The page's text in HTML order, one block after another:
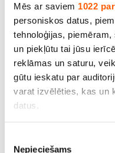
Mēs ar saviem 1022
personiskos datus,
tehnoloģijas,
un piekļūtu tai jūsu
reklāmas un saturu,
gūtu ieskatu par
varat izvēlēties, kas un
datus.
apkopot
Nepieciešams